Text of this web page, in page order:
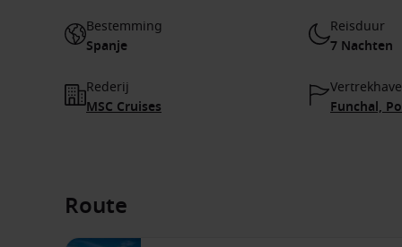
Bestemming
Spanje
Reisduur
7 Nachten
Rederij
MSC Cruises
Funchal,
Route